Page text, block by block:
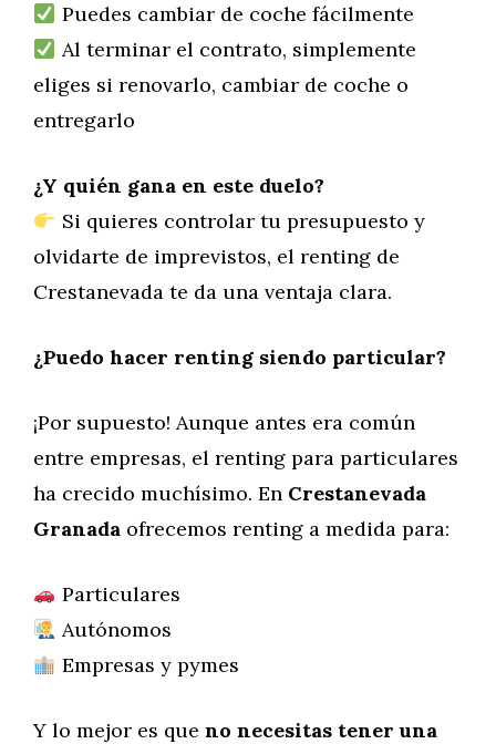
Puedes cambiar de coche fácilmente
Al terminar el contrato, simplemente
eliges si renovarlo, cambiar de coche o
entregarlo
¿Y quién gana en este duelo?
Si quieres controlar tu presupuesto y
olvidarte de imprevistos, el renting de
Crestanevada te da una ventaja clara.
¿Puedo hacer renting siendo particular?
¡Por supuesto! Aunque antes era común
entre empresas, el renting para particulares
ha crecido muchísimo. En Crestanevada
Granada ofrecemos renting a medida para:
Particulares
Autónomos
Empresas y pymes
Y lo mejor es que no necesitas tener una